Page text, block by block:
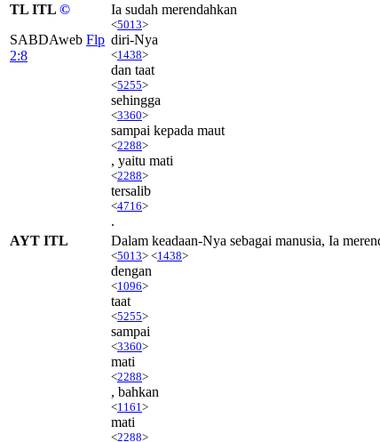
TL ITL ©
SABDAweb Flp
2:8
Ia sudah merendahkan
<5013>
diri-Nya
<1438>
dan taat
<5255>
sehingga
<3360>
sampai kepada maut
<2288>
, yaitu mati
<2288>
tersalib
<4716>
.
AYT ITL
Dalam keadaan-Nya sebagai manusia, Ia
<5013> <1438>
dengan
<1096>
taat
<5255>
sampai
<3360>
mati
<2288>
, bahkan
<1161 >
mati
<2288>